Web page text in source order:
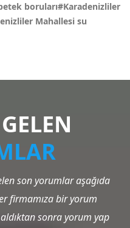
boruları#Karadenizliler
Mahallesi su
son yorumlar aşağıda
firmamıza bir yorum
sonra yorum yap